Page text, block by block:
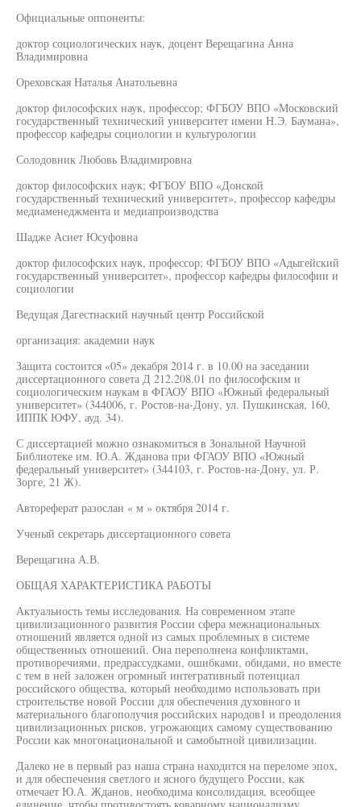
Официальные оппоненты:
доктор социологических наук, доцент Верещагина Анна
Владимировна
Ореховская Наталья Анатольевна
доктор философских наук, профессор; ФГБОУ ВПО «Московский
государственный технический университет имени Н.Э. Баумана»,
профессор кафедры социологии и культурологии
Солодовник Любовь Владимировна
доктор философских наук; ФГБОУ ВПО «Донской
государственный технический университет», профессор кафедры
медиаменеджмента и медиапроизводства
Шадже Асиет Юсуфовна
доктор философских наук, профессор; ФГБОУ ВПО «Адыгейский
государственный университет», профессор кафедры философии и
социологии
Ведущая Дагестнаский научный центр Российской
организация: академии наук
Защита состоится «05» декабря 2014 г. в 10.00 на заседании
диссертационного совета Д 212.208.01 по философским и
социологическим наукам в ФГАОУ ВПО «Южный федеральный
университет» (344006, г. Ростов-на-Дону, ул. Пушкинская, 160,
ИППК ЮФУ, ауд. 34).
С диссертацией можно ознакомиться в Зональной Научной
Библиотеке им. Ю.А. Жданова при ФГАОУ ВПО «Южный
федеральный университет» (344103, г. Ростов-на-Дону, ул. Р.
Зорге, 21 Ж).
Автореферат разослан « м » октября 2014 г.
Ученый секретарь диссертационного совета
Верещагина А.В.
ОБЩАЯ ХАРАКТЕРИСТИКА РАБОТЫ
Актуальность темы исследования. На современном этапе
цивилизационного развития России сфера межнациональных
отношений является одной из самых проблемных в системе
общественных отношений. Она переполнена конфликтами,
противоречиями, предрассудками, ошибками, обидами, но вместе
с тем в ней заложен огромный интегративный потенциал
российского общества, который необходимо использовать при
строительстве новой России для обеспечения духовного и
материального благополучия российских народов1 и преодоления
цивилизационных рисков, угрожающих самому существованию
России как многонациональной и самобытной цивилизации.
Далеко не в первый раз наша страна находится на переломе эпох,
и для обеспечения светлого и ясного будущего России, как
отмечает Ю.А. Жданов, необходима консолидация, всеобщее